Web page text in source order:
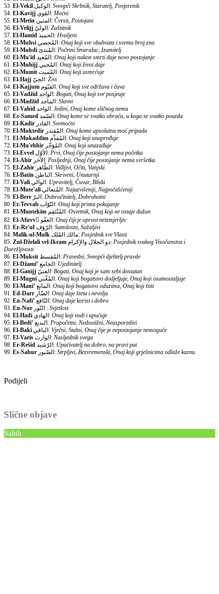
53. El-Vekil الوكيل: Sveopći Skrbnik, Staratelj, Povjerenik
54. El-Kavijj القوي: Moćni
55. El-Metin المتين: Čvrsti, Postojani
56. El-Velijj الوليّ: Zaštitnik
57. El-Hamid الحميد: Hvaljeni
58. El-Muhsi المُحصي: Onaj koji sve obuhvata i svemu broj zna
59. El-Mubdi المُبدئ: Početni Stvaralac, Izumitelj
60. El-Mu'id المُعيد: Onaj koji nakon smrti daje novo postojanje
61. El-Muhijj المُحيي: Onaj koji život daje
62. El-Mumit المُميت: Onaj koji usmrćuje
63. El-Hajj الحيّ: Živi
64. El-Kajjum القيّوم: Onaj koji sve održava i čuva
65. El-Vadžid الواجد: Bogati, Onaj koji sve posjeuje
66. El-Madžid الماجد: Slavni
67. El-Vahid الواحد: Jedini, Onaj kome sličnog nema
68. Es-Samed الصّمد: Onaj kome se svatko obraća, u koga se svatko pouzda
69. El-Kadir القادر: Svemoćni
70. El-Muktedir المُقتدر: Onaj kome apsolutna moć pripada
71. El-Mukaddim المُقدِّم: Onaj koji unapređuje
72. El-Mu'ehhir المُؤخّر: Onaj koji unazađuje
73. El-Evvel الأوّل: Prvi, Onaj čije postojanje nema početka
74. El-Ahir الآخر: Posljednji, Onaj čije postojanje nema svršetka
75. El-Zahir الظّاهر: Vidljivi, Očiti, Vanjski
76. El-Batin الباطن: Skriveni, Unutarnji
77. El-Vali الوالي: Upravitelj, Čuvar, Bliski
78. El-Mute'ali المُتعالي: Najuzvišeniji, Najpočašćeniji
79. El-Berr البرّ: Dobročinitelj, Dobrohotni
80. Et-Tevvab التّوّاب: Onaj koji prima pokajanje
81. El-Muntekim المُنْتَقِم: Osvetnik, Onaj koji ne ostaje dužan
82. El-Afuvv ّالعفُو: Onaj čiji je oprost neizmjerljiv
83. Er-Re'uf الرّؤف: Samilosni, Sažaljivi
84. Malik-ul-Mulk مالك المُلك: Posjednik sve Vlasti
85. Zul-Dželali vel-Ikram ذو الجلال والإكرام: Posjednik svakog Visočanstva i
Darežljivosti
86. El-Muksit المُقسط: Pravedni, Sveopći djelitelj pravde
87. El-Džami’ الجامع: Ujedinitelj
88. El-Ganijj الغنيّ: Bogati, Onaj koji je sam sebi dostatan
89. El-Mugni المُغْني: Onaj koji bogatstvo dodjeljuje, Onaj koji osamostaljuje
90. El-Mani’ المانع: Onaj koji bogatstvo oduzima, Onaj koji štiti
91. Ed-Darr الضّار: Onaj daje štetu i nevolju
92. En-Nafi’ النّافع: Onaj daje korist i dobro
93. En-Nur النّور : Svjetlost
94. El-Hadi الهادي: Onaj koji vodi i upućuje
95. El-Bedi’ البديع: Prapočetni, Nedostižni, Neusporedivi
96. El-Baki الباقي: Vječni, Stalni, Onaj čije je nepostojanje nemoguće
97. El-Varis الوارث: Nasljednik svega
98. Er-Rešid الرّشيد: Upućivatelj na dobro, na pravi put
99. Es-Sabur الصّبور: Strpljivi, Bezvremenski, Onaj koji grješnicima odlaže kaznu
Podijeli
Slične objave
Sahih